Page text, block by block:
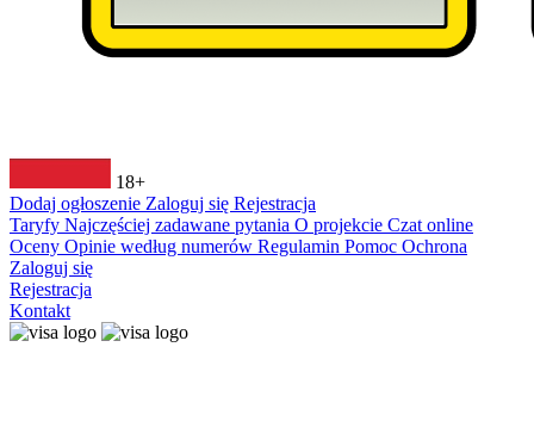
18+
Dodaj ogłoszenie Zaloguj się Rejestracja
Taryfy Najczęściej zadawane pytania O projekcie Czat online
Oceny Opinie według numerów Regulamin Pomoc Ochrona
Zaloguj się
Rejestracja
Kontakt